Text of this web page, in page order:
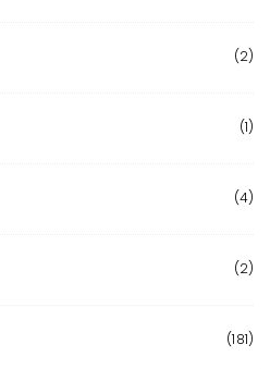
(2)
(1)
(4)
(2)
(181)